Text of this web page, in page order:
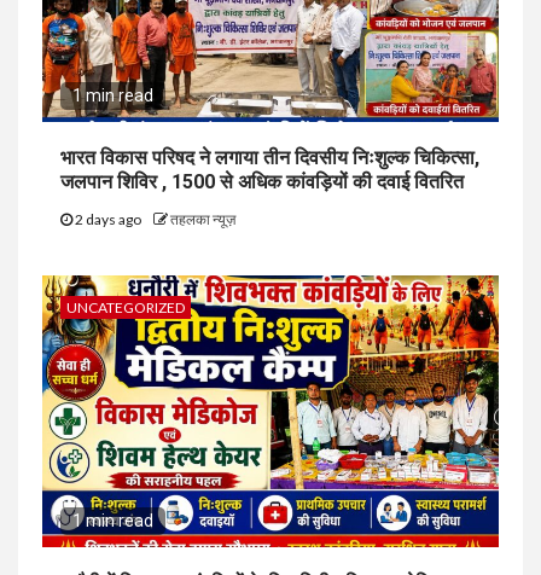
1 min read
भारत विकास परिषद ने लगाया तीन दिवसीय निःशुल्क चिकित्सा,
जलपान शिविर , 1500 से अधिक कांवड़ियों की दवाई वितरित
2 days ago तहलका न्यूज़
UNCATEGORIZED
1 min read